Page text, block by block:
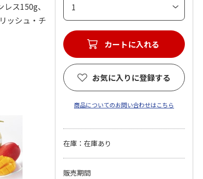
ス150g、
ッシュ・チ
カートに入れる
お気に入りに登録する
商品についてのお問い合わせはこちら
在庫：在庫あり
販売期間